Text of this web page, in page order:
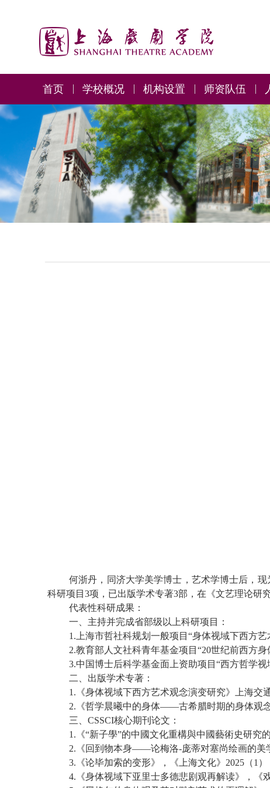
首页 学校概况 机构设置 师资队伍
何浙丹，同济大学美学博士，艺术学博士后，现
科研项目 3项，已出版学术专著3部， 在《文艺理论研
代表性科研成果：
一、主持并完成省部级以上科研项目：
1 . 上海市哲社科规划一般项目 “身体视域下西方
2.教育部人文社科青年基金项目 “20世纪前西方
3.中国博士后科学基金面上资助项目 “西方哲学
二、出版学术专著：
1.《身体视域下西方艺术观念演变研究》上海交
2. 《哲学晨曦中的身体——古希腊时期的身体观
三、 CSSCI核心期刊论文：
1.《“新子學”的中國文化重構與中國藝術史研究
2. 《回到物本身——论梅洛-庞蒂对塞尚绘画的美
3.《论毕加索的变形》，《上海文化》2025（1）
4. 《身体视域下亚里士多德悲剧观再解读》，《